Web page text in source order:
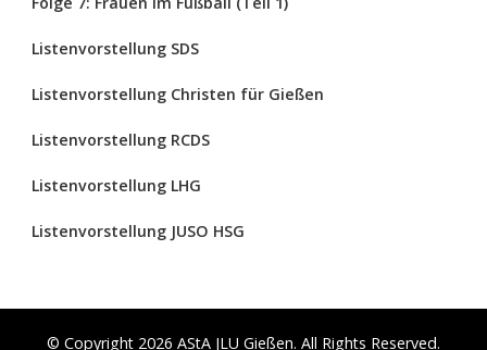
Listenvorstellung SDS
Listenvorstellung Christen für Gießen
Listenvorstellung RCDS
Listenvorstellung LHG
Listenvorstellung JUSO HSG
© Copyright 2026 AStA JLU Gießen. All Rights Reserved.